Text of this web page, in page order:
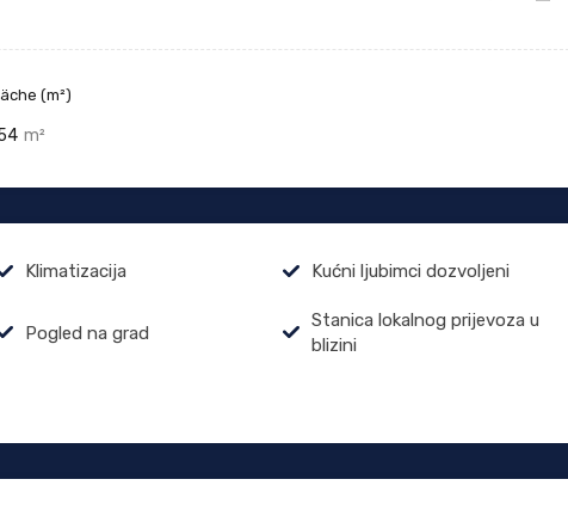
(m²)
m²
Klimatizacija Kućni ljubimci dozvoljeni
Pogled na grad
Stanica lokalnog prijevoza u
blizini